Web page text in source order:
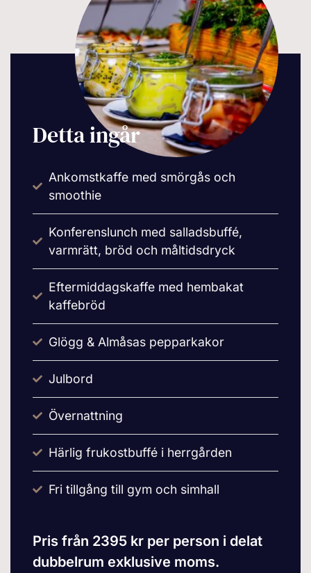
Detta ingår
Ankomstkaffe med smörgås och
smoothie
Konferenslunch med salladsbuffé,
varmrätt, bröd och måltidsdryck
Eftermiddagskaffe med hembakat
kaffebröd
Glögg & Almåsas pepparkakor
Julbord
Övernattning
Härlig frukostbuffé i herrgården
Fri tillgång till gym och simhall
Pris från 2395 kr per person i delat
dubbelrum exklusive moms.